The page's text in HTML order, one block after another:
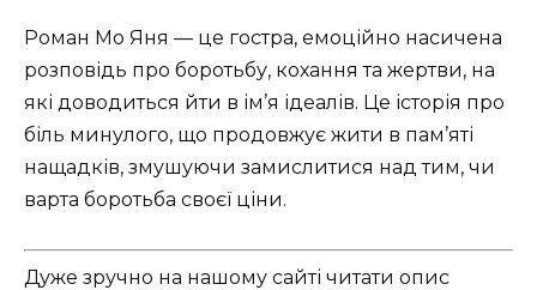
Роман Мо Яня — це гостра, емоційно насичена
розповідь про боротьбу, кохання та жертви, на
які доводиться йти в ім’я ідеалів. Це історія про
біль минулого, що продовжує жити в пам’яті
нащадків, змушуючи замислитися над тим, чи
варта боротьба своєї ціни.
Дуже зручно на нашому сайті читати опис